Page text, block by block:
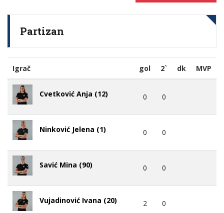
Partizan
Igrač gol 2` dk MVP
Cvetković Anja (12) 0 0
Ninković Jelena (1) 0 0
Savić Mina (90) 0 0
Vujadinović Ivana (20) 2 0